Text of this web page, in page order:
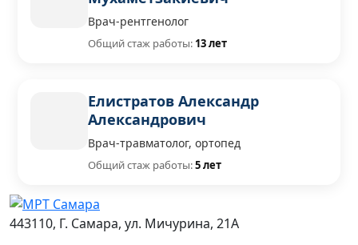
Врач-рентгенолог
Общий стаж работы: 13 лет
Елистратов Александр
Александрович
Врач-травматолог, ортопед
Общий стаж работы:5 лет
443110, Г. Самара, ул. Мичурина, 21А